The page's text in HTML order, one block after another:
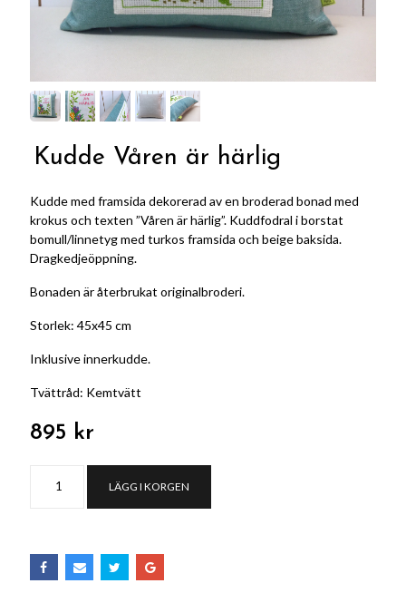
Kudde Våren är härlig
Kudde med framsida dekorerad av en broderad bonad med
krokus och texten ”Våren är härlig”. Kuddfodral i borstat
bomull/linnetyg med turkos framsida och beige baksida.
Dragkedjeöppning.
Bonaden är återbrukat originalbroderi.
Storlek: 45x45 cm
Inklusive innerkudde.
Tvättråd: Kemtvätt
895 kr
LÄGG I KORGEN